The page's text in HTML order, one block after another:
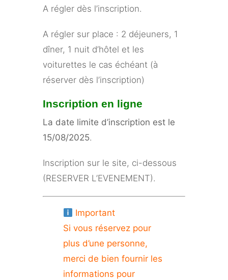
A régler dès l’inscription.
A régler sur place : 2 déjeuners, 1
dîner, 1 nuit d’hôtel et les
voiturettes le cas échéant (à
réserver dès l’inscription)
Inscription en ligne
La date limite d’inscription est le
15/08/2025.
Inscription sur le site, ci-dessous
(RESERVER L’EVENEMENT).
Important
Si vous réservez pour
plus d’une personne,
merci de bien fournir les
informations pour